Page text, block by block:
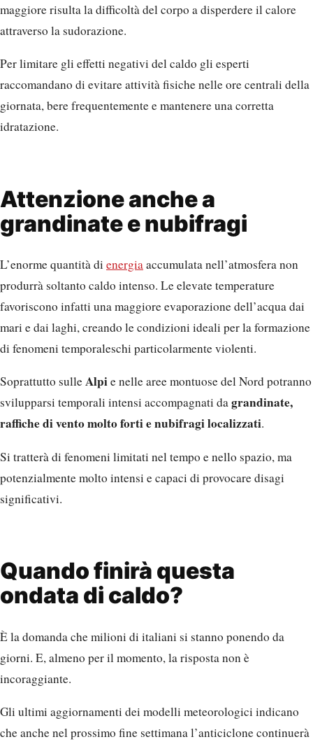
maggiore risulta la difficoltà del corpo a disperdere il calore
attraverso la sudorazione.
Per limitare gli effetti negativi del caldo gli esperti
raccomandano di evitare attività fisiche nelle ore centrali della
giornata, bere frequentemente e mantenere una corretta
idratazione.
Attenzione anche a
grandinate e nubifragi
L’enorme quantità di energiaaccumulata nell’atmosfera non
produrrà soltanto caldo intenso. Le elevate temperature
favoriscono infatti una maggiore evaporazione dell’acqua dai
mari e dai laghi, creando le condizioni ideali per la formazione
di fenomeni temporaleschi particolarmente violenti.
Soprattutto sulleAlpie nelle aree montuose del Nord potranno
svilupparsi temporali intensi accompagnati dagrandinate,
raffiche di vento molto forti e nubifragi localizzati.
Si tratterà di fenomeni limitati nel tempo e nello spazio, ma
potenzialmente molto intensi e capaci di provocare disagi
significativi.
Quando finirà questa
ondata di caldo?
È la domanda che milioni di italiani si stanno ponendo da
giorni. E, almeno per il momento, la risposta non è
incoraggiante.
Gli ultimi aggiornamenti dei modelli meteorologici indicano
che anche nel prossimo fine settimana l’anticiclone continuerà